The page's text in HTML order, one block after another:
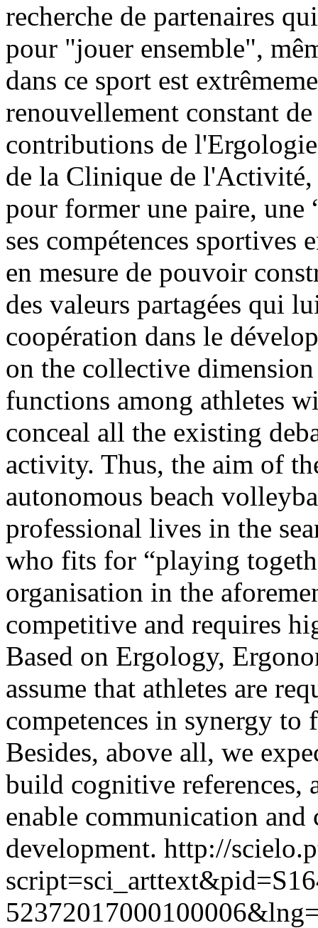
recherche de partenaires
pour "jouer ensemble",
dans ce sport est
renouvellement constant
contributions de
de la Clinique de l'Activité,
pour former une paire, une
ses compétences
en mesure de pouvoir
des valeurs partagées qui
coopération dans le
on the collective
functions among athletes
conceal all the existing
activity. Thus, the aim of
autonomous beach
professional lives in the
who fits for “playing
organisation in the
competitive and requires
Based on Ergology,
assume that athletes are
competences in synergy to
Besides, above all, we
build cognitive references,
enable communication
development. http://